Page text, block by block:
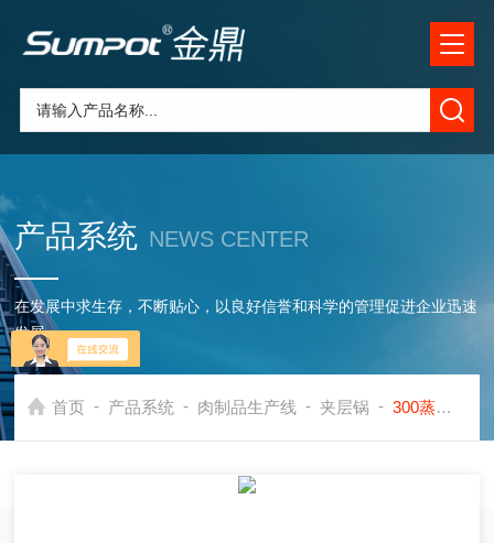
产品系统 NEWS CENTER
在发展中求生存，不断贴心，以良好信誉和科学的管理促进企业迅速
发展
首页 - 产品系统 - 肉制品生产线 - 夹层锅 - 300蒸汽式不锈钢夹层锅